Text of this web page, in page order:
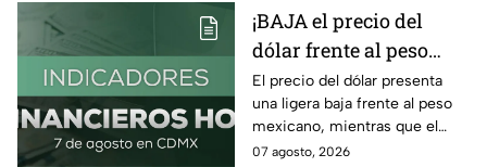
¡BAJA el precio del
dólar frente al peso
hoy! Así quedó este
viernes 7 de agosto
2026
El precio del dólar presenta
una ligera baja frente al peso
mexicano, mientras que el
petróleo también presenta una
07 agosto, 2026